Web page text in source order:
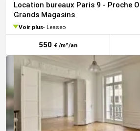
Location bureaux Paris 9 - Proche
Grands Magasins
Voir plus Leaseo
550 € /m²/an